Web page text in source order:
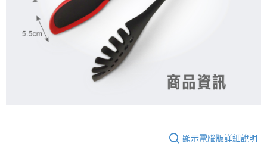
顯示電腦版詳細說明